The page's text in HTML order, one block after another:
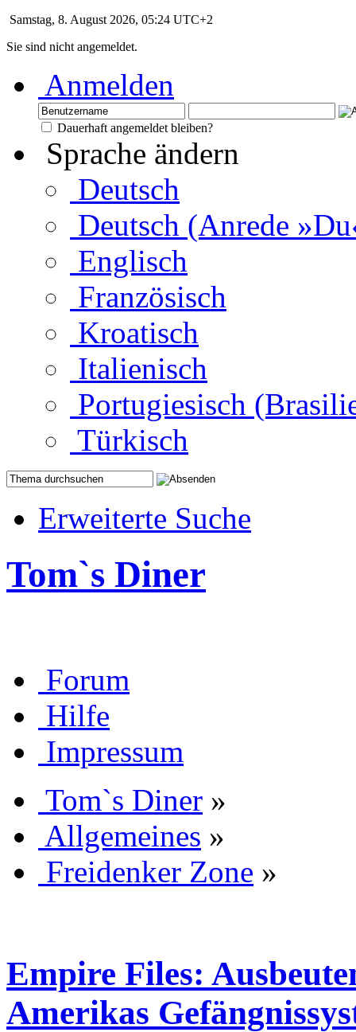
Samstag, 8. August 2026, 05:24 UTC+2
Sie sind nicht angemeldet.
Anmelden
Dauerhaft angemeldet bleiben?
Sprache ändern
Deutsch
Deutsch (Anrede
Englisch
Französisch
Kroatisch
Italienisch
Portugiesisch
Türkisch
Erweiterte Suche
Tom`s Diner
Forum
Hilfe
Impressum
Tom`s Diner »
Allgemeines »
Freidenker Zone »
Empire Files:
Amerikas